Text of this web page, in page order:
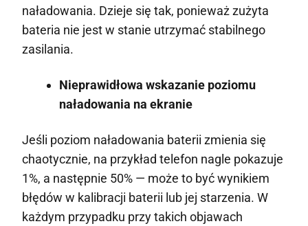
naładowania. Dzieje się tak, ponieważ zużyta
bateria nie jest w stanie utrzymać stabilnego
zasilania.
Nieprawidłowa wskazanie poziomu
naładowania na ekranie
Jeśli poziom naładowania baterii zmienia się
chaotycznie, na przykład telefon nagle pokazuje
1%, a następnie 50% — może to być wynikiem
błędów w kalibracji baterii lub jej starzenia. W
każdym przypadku przy takich objawach